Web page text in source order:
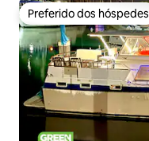
Preferido dos hóspedes
Preferido dos hóspedes